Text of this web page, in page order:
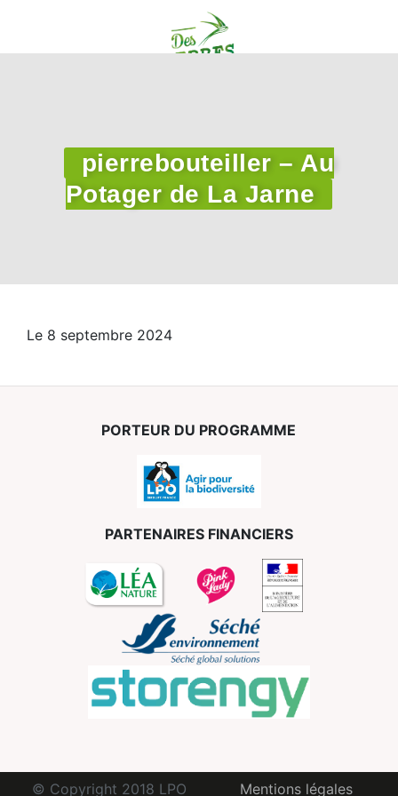
pierrebouteiller – Au
Potager de La Jarne
Le 8 septembre 2024
PORTEUR DU PROGRAMME
PARTENAIRES FINANCIERS
© Copyright 2018 LPO Mentions légales